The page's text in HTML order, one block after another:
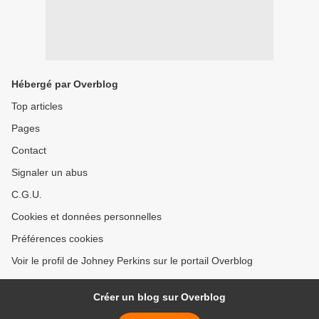
Hébergé par Overblog
Top articles
Pages
Contact
Signaler un abus
C.G.U.
Cookies et données personnelles
Préférences cookies
Voir le profil de Johney Perkins sur le portail Overblog
Créer un blog sur Overblog